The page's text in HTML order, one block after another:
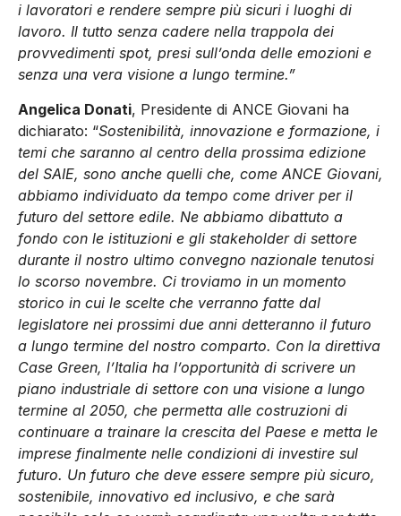
i lavoratori e rendere sempre più sicuri i luoghi di
lavoro. Il tutto senza cadere nella trappola dei
provvedimenti spot, presi sull’onda delle emozioni e
senza una vera visione a lungo termine.”
Angelica Donati, Presidente di ANCE Giovani ha
dichiarato: “Sostenibilità, innovazione e formazione, i
temi che saranno al centro della prossima edizione
del SAIE, sono anche quelli che, come ANCE Giovani,
abbiamo individuato da tempo come driver per il
futuro del settore edile. Ne abbiamo dibattuto a
fondo con le istituzioni e gli stakeholder di settore
durante il nostro ultimo convegno nazionale tenutosi
lo scorso novembre. Ci troviamo in un momento
storico in cui le scelte che verranno fatte dal
legislatore nei prossimi due anni detteranno il futuro
a lungo termine del nostro comparto. Con la direttiva
Case Green, l’Italia ha l’opportunità di scrivere un
piano industriale di settore con una visione a lungo
termine al 2050, che permetta alle costruzioni di
continuare a trainare la crescita del Paese e metta le
imprese finalmente nelle condizioni di investire sul
futuro. Un futuro che deve essere sempre più sicuro,
sostenibile, innovativo ed inclusivo, e che sarà